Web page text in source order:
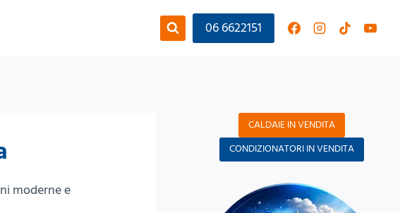
06 6622151
moderne e
CALDAIE IN VENDITA
CONDIZIONATORI IN VENDITA